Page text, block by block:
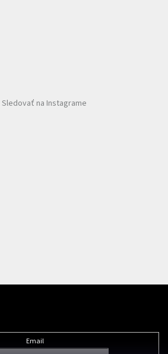
Sledovať na Instagrame
Email